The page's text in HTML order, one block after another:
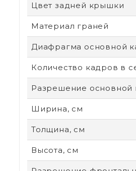
Цвет задней крышки
Материал граней
Диафрагма основной
Количество кадров в
Разрешение
Ширина, см
Толщина, см
Высота, см